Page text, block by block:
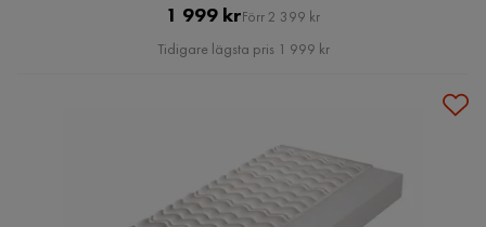
Pris
1 999 krOriginal
Pris
Förr 2 399 kr
Tidigare lägsta pris 1 999 kr